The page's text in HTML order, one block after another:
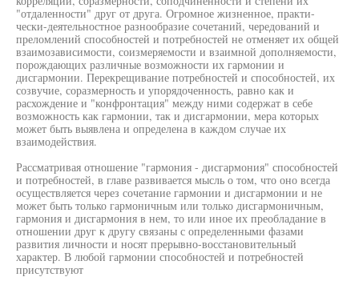
"отдаленности" друг от друга. Огромное жизненное, практи-
чески-деятельностное разнообразие сочетаний, чередований и
преломлений способностей и потребностей не отменяет их общей
взаимозависимости, соизмеряемости и взаимной дополняемости,
порождающих различные возможности их гармонии и
дисгармонии. Перекрещивание потребностей и способностей, их
созвучие, соразмерность и упорядоченность, равно как и
расхождение и "конфронтация" между ними содержат в себе
возможность как гармонии, так и дисгармонии, мера которых
может быть выявлена и определена в каждом случае их
взаимодействия.
Рассматривая отношение "гармония - дисгармония" способностей
и потребностей, в главе развивается мысль о том, что оно всегда
осуществляется через сочетание гармонии и дисгармонии и не
может быть только гармоничным или только дисгармоничным,
гармония и дисгармония в нем, то или иное их преобладание в
отношении друг к другу связаны с определенными фазами
развития личности и носят прерывно-восстановительный
характер. В любой гармонии способностей и потребностей
присутствуют